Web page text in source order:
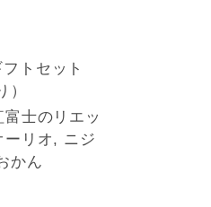
トセット
）
士のリエッ
ーリオ, ニジ
かん